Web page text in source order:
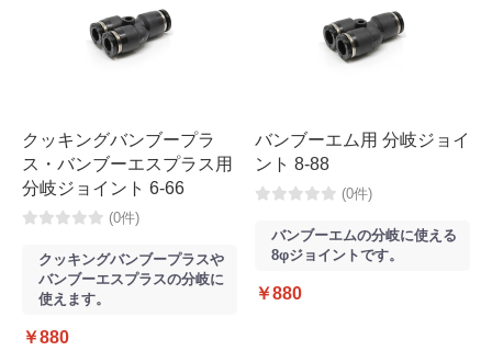
クッキングバンブープラ
ス・バンブーエスプラス用
分岐ジョイント 6-66
(0件)
クッキングバンブープラスや
バンブーエスプラスの分岐に
使えます。
￥880
バンブーエム用 分岐ジョイ
ント 8-88
(0件)
バンブーエムの分岐に使える
8φジョイントです。
￥880